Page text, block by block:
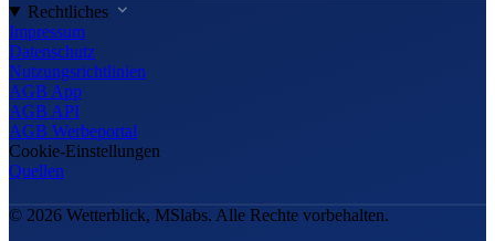
Rechtliches
Impressum
Datenschutz
Nutzungsrichtlinien
AGB App
AGB API
AGB Werbeportal
Cookie-Einstellungen
Quellen
© 2026 Wetterblick, MSlabs. Alle Rechte vorbehalten.